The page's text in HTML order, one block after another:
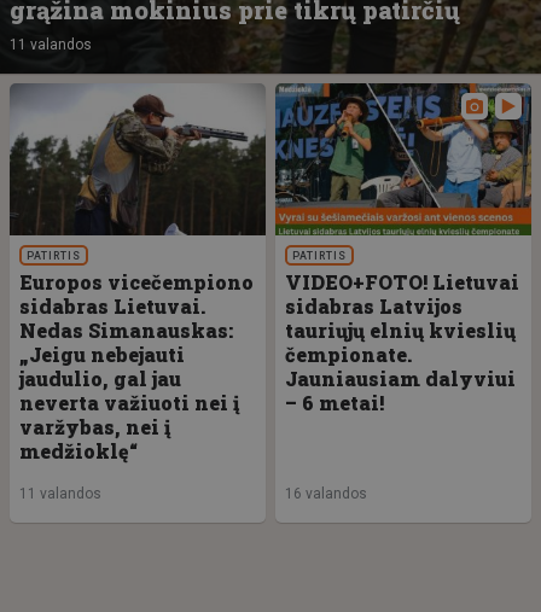
grąžina mokinius prie tikrų patirčių
11 valandos
PATIRTIS
Europos vicečempiono
sidabras Lietuvai.
Nedas Simanauskas:
„Jeigu nebejauti
jaudulio, gal jau
neverta važiuoti nei į
varžybas, nei į
medžioklę“
11 valandos
PATIRTIS
VIDEO+FOTO! Lietuvai
sidabras Latvijos
tauriųjų elnių kvieslių
čempionate.
Jauniausiam dalyviui
– 6 metai!
16 valandos